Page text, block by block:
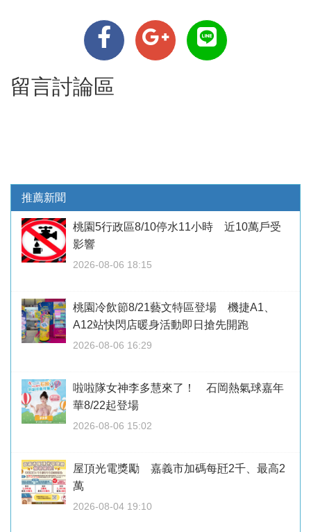
留言討論區
推薦新聞
桃園5行政區8/10停水11小時 近10萬戶受
影響
2026-08-06 18:15
桃園冷飲節8/21藝文特區登場 機捷A1、
A12站快閃店暖身活動即日搶先開跑
2026-08-06 16:29
啦啦隊女神李多慧來了！ 石岡熱氣球嘉年
華8/22起登場
2026-08-06 15:02
屋頂光電獎勵 嘉義市加碼每瓩2千、最高2
萬
2026-08-04 19:10